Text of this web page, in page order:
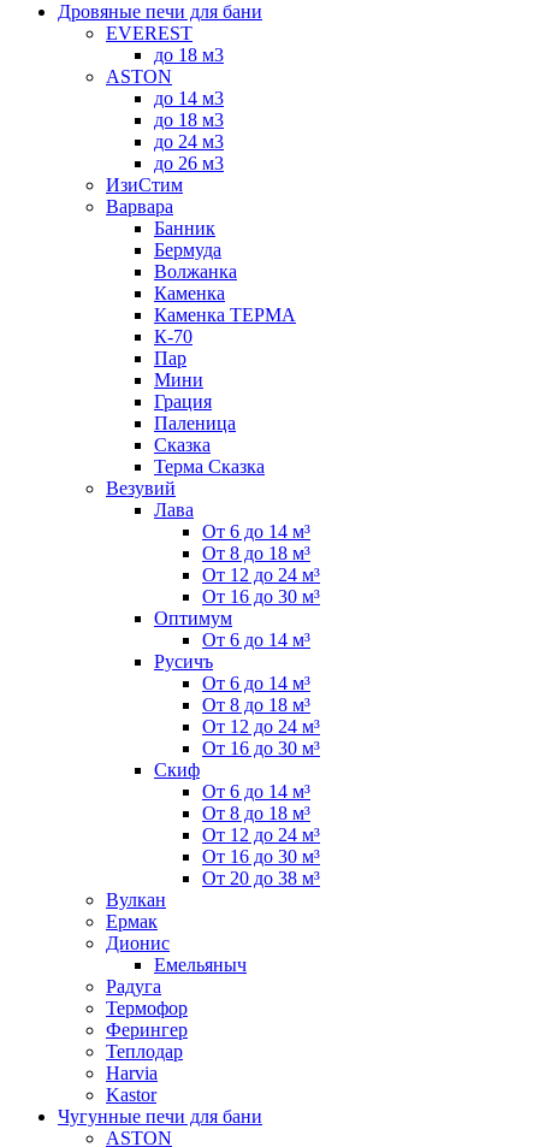
Дровяные печи для бани
EVEREST
до 18 м3
ASTON
до 14 м3
до 18 м3
до 24 м3
до 26 м3
ИзиСтим
Варвара
Банник
Бермуда
Волжанка
Каменка
Каменка ТЕРМА
К-70
Пар
Мини
Грация
Паленица
Сказка
Терма Сказка
Везувий
Лава
От 6 до 14 м³
От 8 до 18 м³
От 12 до 24 м³
От 16 до 30 м³
Оптимум
От 6 до 14 м³
Русичъ
От 6 до 14 м³
От 8 до 18 м³
От 12 до 24 м³
От 16 до 30 м³
Скиф
От 6 до 14 м³
От 8 до 18 м³
От 12 до 24 м³
От 16 до 30 м³
От 20 до 38 м³
Вулкан
Ермак
Дионис
Емельяныч
Радуга
Термофор
Ферингер
Теплодар
Harvia
Kastor
Чугунные печи для бани
ASTON